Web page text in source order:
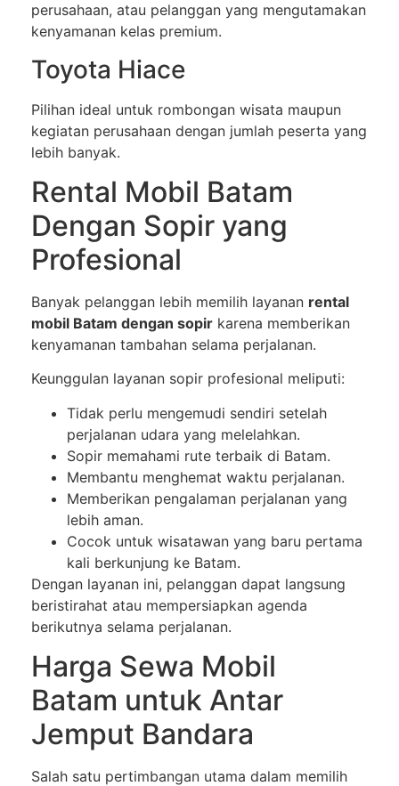
perusahaan, atau pelanggan yang mengutamakan
kenyamanan kelas premium.
Toyota Hiace
Pilihan ideal untuk rombongan wisata maupun
kegiatan perusahaan dengan jumlah peserta yang
lebih banyak.
Rental Mobil Batam
Dengan Sopir yang
Profesional
Banyak pelanggan lebih memilih layanan rental
mobil Batam dengan sopir karena memberikan
kenyamanan tambahan selama perjalanan.
Keunggulan layanan sopir profesional meliputi:
Tidak perlu mengemudi sendiri setelah
perjalanan udara yang melelahkan.
Sopir memahami rute terbaik di Batam.
Membantu menghemat waktu perjalanan.
Memberikan pengalaman perjalanan yang
lebih aman.
Cocok untuk wisatawan yang baru pertama
kali berkunjung ke Batam.
Dengan layanan ini, pelanggan dapat langsung
beristirahat atau mempersiapkan agenda
berikutnya selama perjalanan.
Harga Sewa Mobil
Batam untuk Antar
Jemput Bandara
Salah satu pertimbangan utama dalam memilih